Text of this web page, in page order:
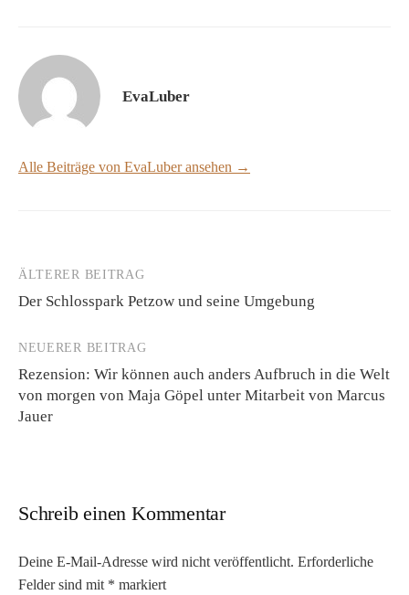
EvaLuber
Alle Beiträge von EvaLuber ansehen →
Beitrags-
Navigation
ÄLTERER BEITRAG
Der Schlosspark Petzow und seine Umgebung
NEUERER BEITRAG
Rezension: Wir können auch anders Aufbruch in die Welt
von morgen von Maja Göpel unter Mitarbeit von Marcus
Jauer
Schreib einen Kommentar
Deine E-Mail-Adresse wird nicht veröffentlicht. Erforderliche
Felder sind mit * markiert